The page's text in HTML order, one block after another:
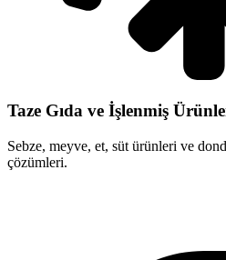
Taze Gıda ve İşlenmiş
Sebze, meyve, et, süt ürünleri ve
çözümleri.